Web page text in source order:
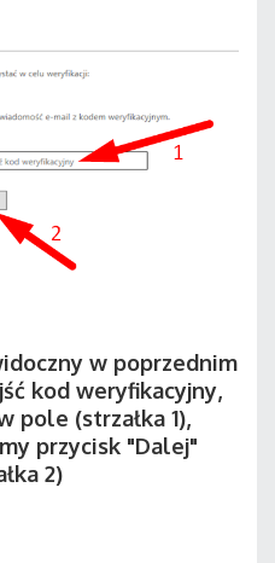
w poprzednim
kod weryfikacyjny,
pole (strzałka 1),
przycisk "Dalej"
2)